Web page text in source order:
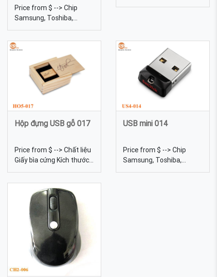
Price from $ --> Chip
Samsung, Toshiba,
Kingston... Chất liệu Sứ
16gb, 32gb, 64gb... Kích
thước 6 Trọng lượng 18g
Màu sắc Đa dạng, được
tự chọn màu sắc Quy
cách In lưới USB Sứ - Sản
cầu
Màu sắc Đa dạng, được
quang 05 - sản xuất
chuột quang kích thước,
mẫu mã, in ấn logo theo
yêu cầu
Hộp đựng USB gỗ 017
Price from $ --> Chất liệu
Giấy bìa cứng Kích thước
12,2*4,5*2,3cm Màu sắc
màu sắc Quy cách Hộp
giấy, có phần nhựa trong
suốt nhìn được USB bên
trong Hộp đựng USB gỗ
017 sử dụng gỗ, có thể in
ấn, khắc Laser Logo lên
USB mini 014
Price from $ --> Chip
Samsung, Toshiba,
Kingston... Dung lượng